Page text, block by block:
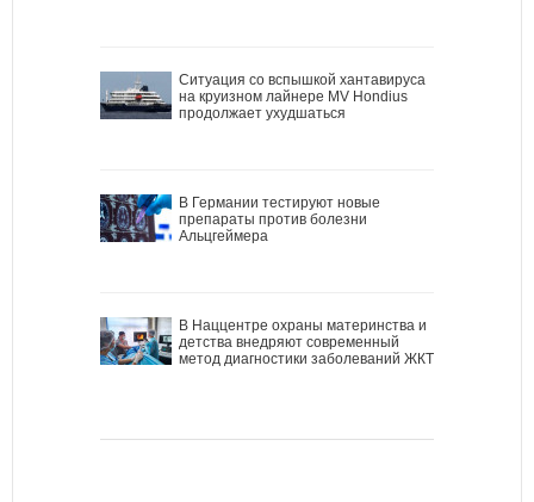
Ситуация со вспышкой хантавируса
на круизном лайнере MV Hondius
продолжает ухудшаться
В Германии тестируют новые
препараты против болезни
Альцгеймера
В Наццентре охраны материнства и
детства внедряют современный
метод диагностики заболеваний ЖКТ